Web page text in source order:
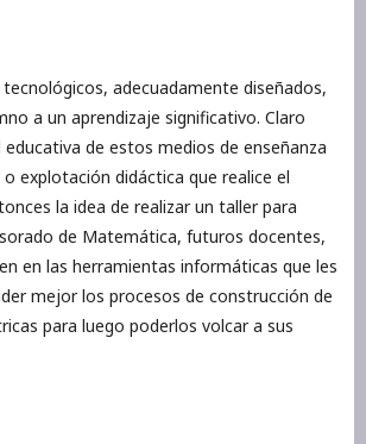
adecuadamente diseñados,
a un aprendizaje significativo. Claro
de estos medios de enseñanza
explotación didáctica que realice el
la idea de realizar un taller para
de Matemática, futuros docentes,
en las herramientas informáticas que les
mejor los procesos de construcción de
para luego poderlos volcar a sus